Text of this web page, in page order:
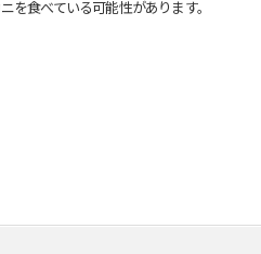
食べている可能性があります。